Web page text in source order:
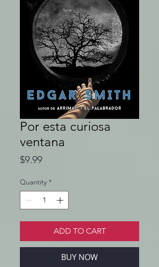
Por esta curiosa
ventana
$9.99Price
Quantity *
ADD TO CART
BUY NOW